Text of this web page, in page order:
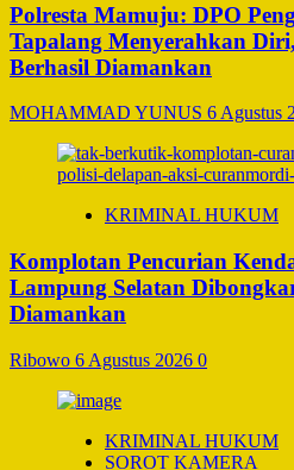
Polresta Mamuju: DPO
Tapalang Menyerahkan
Berhasil Diamankan
MOHAMMAD YUNUS 6 Agustus
KRIMINAL HUKUM
Komplotan Pencurian
Lampung Selatan
Diamankan
Ribowo 6 Agustus 2026 0
KRIMINAL HUKUM
SOROT KAMERA